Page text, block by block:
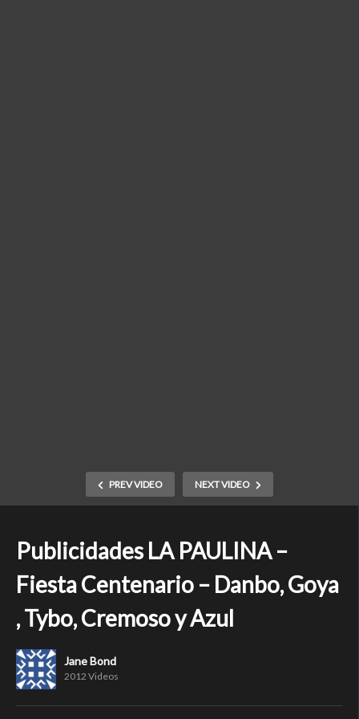
PREV VIDEO NEXT VIDEO
Publicidades LA PAULINA –
Fiesta Centenario – Danbo, Goya
, Tybo, Cremoso y Azul
Jane Bond
2012 Videos